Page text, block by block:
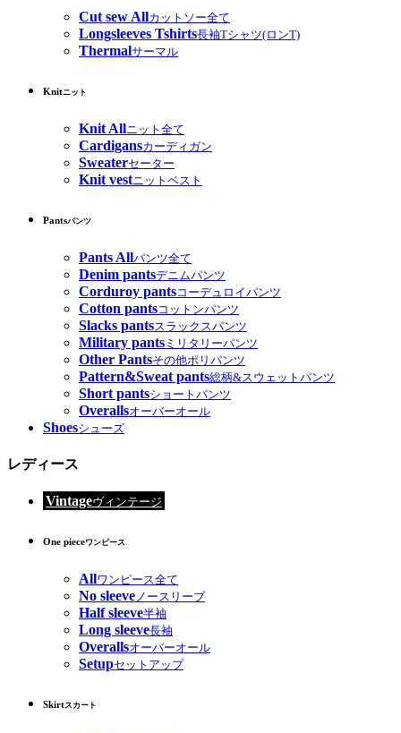
Cut sew Allカットソー全て
Longsleeves Tshirts長袖Tシャツ(ロンT)
Thermalサーマル
Knitニット
Knit Allニット全て
Cardigansカーディガン
Sweaterセーター
Knit vestニットベスト
Pantsパンツ
Pants Allパンツ全て
Denim pantsデニムパンツ
Corduroy pantsコーデュロイパンツ
Cotton pantsコットンパンツ
Slacks pantsスラックスパンツ
Military pants ミリタリーパンツ
Other Pantsその他ポリパンツ
Pattern&Sweat pants総柄&スウェットパンツ
Short pantsショートパンツ
Overallsオーバーオール
Shoesシューズ
レディース
Vintageヴィンテージ
One pieceワンピース
Allワンピース全て
No sleeveノースリーブ
Half sleeve半袖
Long sleeve長袖
Overallsオーバーオール
Setupセットアップ
Skirtスカート